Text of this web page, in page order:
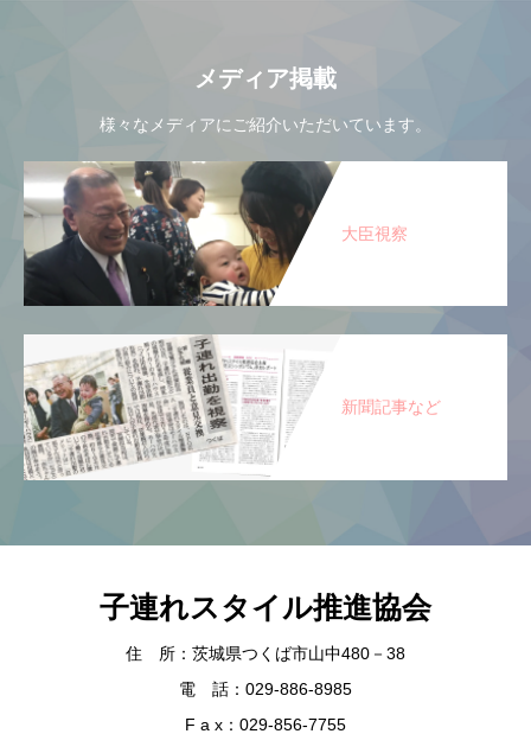
メディア掲載
様々なメディアにご紹介いただいています。
大臣視察
新聞記事など
子連れスタイル推進協会
住 所：茨城県つくば市山中480－38
電 話：029-886-8985
F a x：029-856-7755